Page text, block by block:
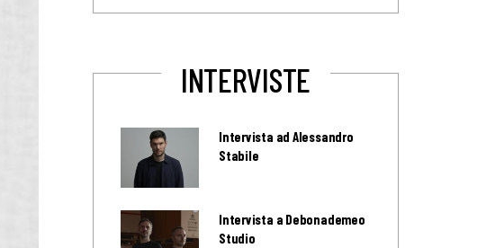
INTERVISTE
Intervista ad Alessandro
Stabile
Intervista a Debonademeo
Studio